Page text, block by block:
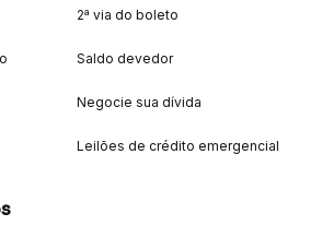
2ª via do boleto
Saldo devedor
Negocie sua dívida
Leilões de crédito emergencial